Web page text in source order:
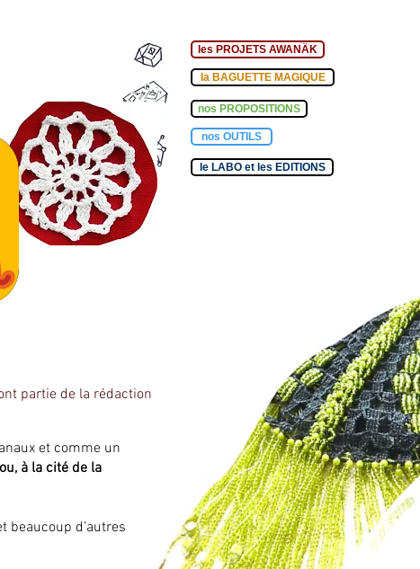
les PROJETS AWANÄK
la BAGUETTE MAGIQUE
nos PROPOSITIONS
nos OUTILS
le LABO et les EDITIONS
partie de la rédaction
et comme un
à la cité de la
beaucoup d’autres